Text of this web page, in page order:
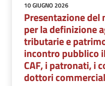
10 GIUGNO 2026
Presentazione
per la definizione
tributarie e
incontro pubblico
CAF, i patronati, i
dottori